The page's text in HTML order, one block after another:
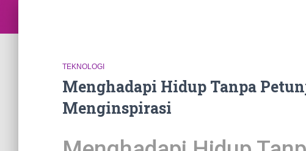
TEKNOLOGI
Menghadapi Hidup Tanpa
Menginspirasi